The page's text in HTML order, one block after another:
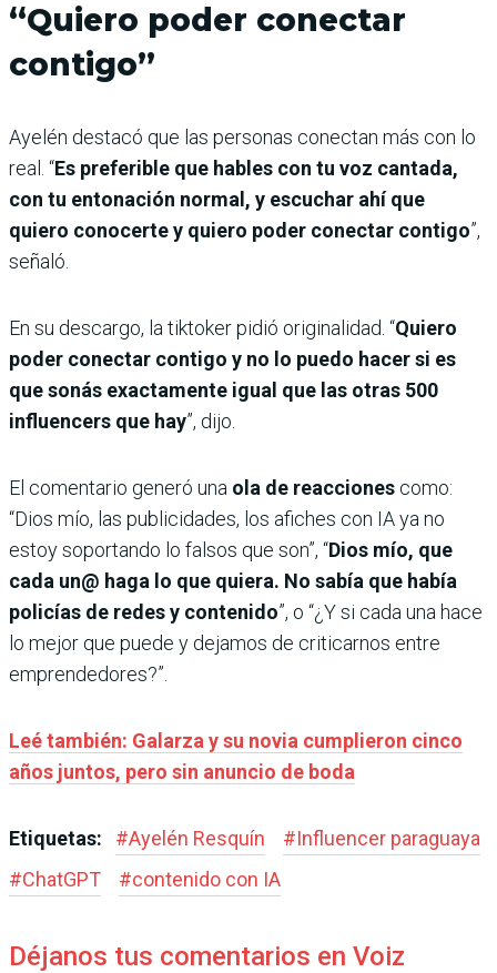
“Quiero poder conectar
contigo”
Ayelén destacó que las personas conectan más con lo
real. “Es preferible que hables con tu voz cantada,
con tu entonación normal, y escuchar ahí que
quiero conocerte y quiero poder conectar contigo”,
señaló.
En su descargo, la tiktoker pidió originalidad. “Quiero
poder conectar contigo y no lo puedo hacer si es
que sonás exactamente igual que las otras 500
influencers que hay”, dijo.
El comentario generó una ola de reacciones como:
“Dios mío, las publicidades, los afiches con IA ya no
estoy soportando lo falsos que son”, “Dios mío, que
cada un@ haga lo que quiera. No sabía que había
policías de redes y contenido”, o “¿Y si cada una hace
lo mejor que puede y dejamos de criticarnos entre
emprendedores?”.
Leé también: Galarza y su novia cumplieron cinco
años juntos, pero sin anuncio de boda
Etiquetas: #Ayelén Resquín #Influencer paraguaya
#ChatGPT #contenido con IA
Déjanos tus comentarios en Voiz